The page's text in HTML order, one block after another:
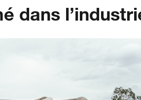
dans